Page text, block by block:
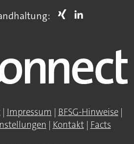
| Impressum BFSG-Hinweise|
Kontakt| Facts